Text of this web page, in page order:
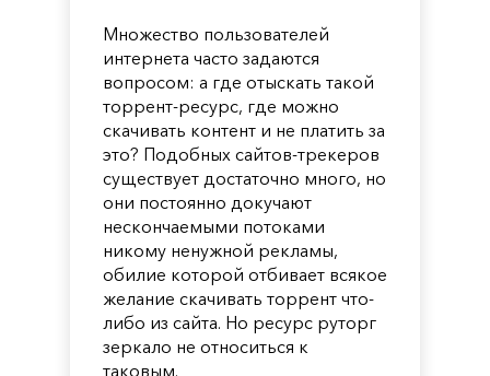
Множество пользователей
интернета часто задаются
вопросом: а где отыскать такой
торрент-ресурс, где можно
скачивать контент и не платить за
это? Подобных сайтов-трекеров
существует достаточно много, но
они постоянно докучают
нескончаемыми потоками
никому ненужной рекламы,
обилие которой отбивает всякое
желание скачивать торрент что-
либо из сайта. Но ресурс руторг
зеркало не относиться к
таковым.